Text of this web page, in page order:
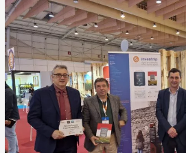
presente
en
la
BTL
de
Lisboa
2022